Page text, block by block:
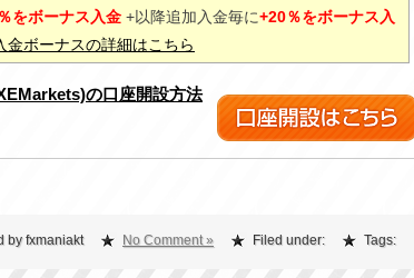
をボーナス入金 +以降追加入金毎に+20％をボーナス入
ボーナスの詳細はこちら
の口座開設方法
by fxmaniakt No Comment » Filed under: Tags: